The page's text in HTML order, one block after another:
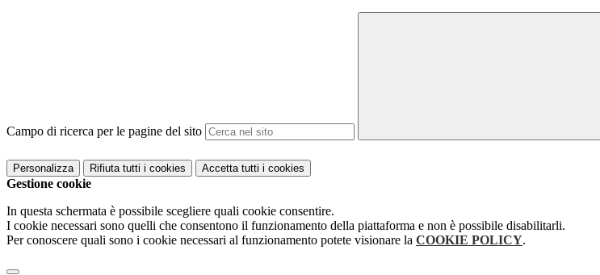
Campo di ricerca per le pagine del sito
Personalizza Rifiuta tutti i cookies Accetta tutti i cookies
Gestione cookie
In questa schermata è possibile scegliere quali cookie consentire.
I cookie necessari sono quelli che consentono il funzionamento della piattaforma e non è possibile disabilitarli.
Per conoscere quali sono i cookie necessari al funzionamento potete visionare la COOKIE POLICY.